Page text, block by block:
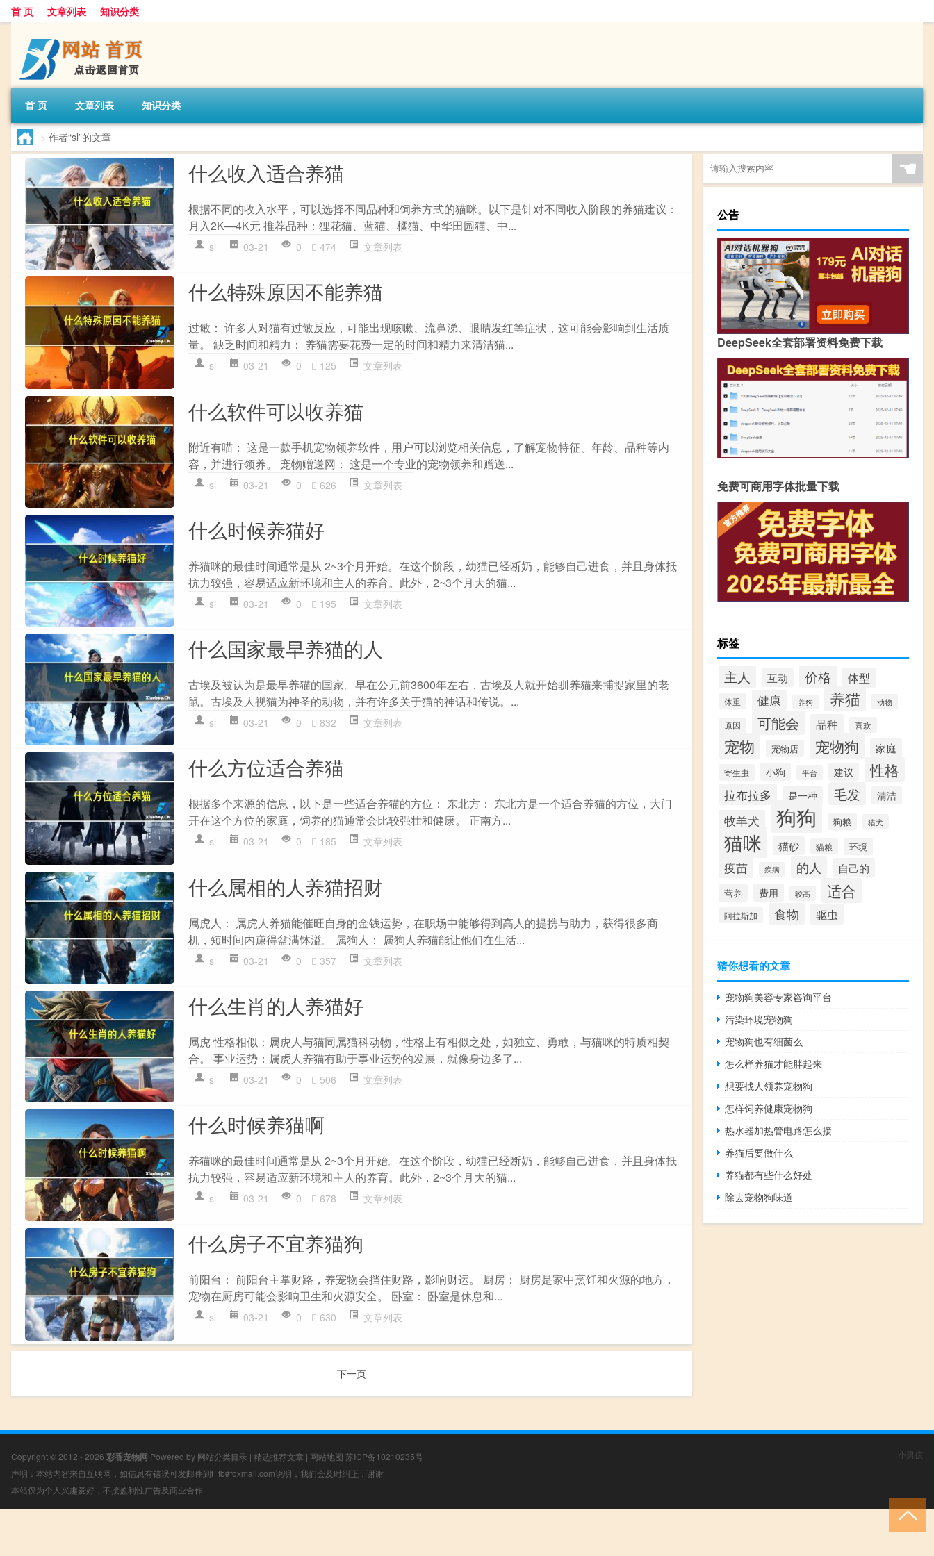
首 页 文章列表 知识分类
首 页 文章列表 知识分类
> 作者“sl”的文章
什么收入适合养猫
根据不同的收入水平，可以选择不同品种和饲养方式的猫咪。以下是针对不同收入阶段的养猫建议：
月入2K—4K元 推荐品种：狸花猫、蓝猫、橘猫、中华田园猫、中...
sl 03-21 0 474 文章列表
什么特殊原因不能养猫
过敏： 许多人对猫有过敏反应，可能出现咳嗽、流鼻涕、眼睛发红等症状，这可能会影响到生活质
量。 缺乏时间和精力： 养猫需要花费一定的时间和精力来清洁猫...
sl 03-21 0 125 文章列表
什么软件可以收养猫
附近有喵： 这是一款手机宠物领养软件，用户可以浏览相关信息，了解宠物特征、年龄、品种等内
容，并进行领养。 宠物赠送网： 这是一个专业的宠物领养和赠送...
sl 03-21 0 626 文章列表
什么时候养猫好
养猫咪的最佳时间通常是从 2~3个月开始。在这个阶段，幼猫已经断奶，能够自己进食，并且身体抵
抗力较强，容易适应新环境和主人的养育。此外，2~3个月大的猫...
sl 03-21 0 195 文章列表
什么国家最早养猫的人
古埃及被认为是最早养猫的国家。早在公元前3600年左右，古埃及人就开始驯养猫来捕捉家里的老
鼠。古埃及人视猫为神圣的动物，并有许多关于猫的神话和传说。...
sl 03-21 0 832 文章列表
什么方位适合养猫
根据多个来源的信息，以下是一些适合养猫的方位： 东北方： 东北方是一个适合养猫的方位，大门
开在这个方位的家庭，饲养的猫通常会比较强壮和健康。 正南方...
sl 03-21 0 185 文章列表
什么属相的人养猫招财
属虎人： 属虎人养猫能催旺自身的金钱运势，在职场中能够得到高人的提携与助力，获得很多商
机，短时间内赚得盆满钵溢。 属狗人： 属狗人养猫能让他们在生活...
sl 03-21 0 357 文章列表
什么生肖的人养猫好
属虎 性格相似：属虎人与猫同属猫科动物，性格上有相似之处，如独立、勇敢，与猫咪的特质相契
合。 事业运势：属虎人养猫有助于事业运势的发展，就像身边多了...
sl 03-21 0 506 文章列表
什么时候养猫啊
养猫咪的最佳时间通常是从 2~3个月开始。在这个阶段，幼猫已经断奶，能够自己进食，并且身体抵
抗力较强，容易适应新环境和主人的养育。此外，2~3个月大的猫...
sl 03-21 0 678 文章列表
什么房子不宜养猫狗
前阳台： 前阳台主掌财路，养宠物会挡住财路，影响财运。 厨房： 厨房是家中烹饪和火源的地方，
宠物在厨房可能会影响卫生和火源安全。 卧室： 卧室是休息和...
sl 03-21 0 630 文章列表
下一页
☚
公告
DeepSeek全套部署资料免费下载
免费可商用字体批量下载
标签
主人 互动 价格 体型
体重 健康 养狗 养猫 动物
原因 可能会 品种 喜欢
宠物 宠物店 宠物狗 家庭
寄生虫 小狗 平台 建议 性格
拉布拉多 是一种 毛发 清洁
牧羊犬 狗狗 狗粮 猎犬
猫咪 猫砂 猫粮 环境
疫苗 疾病 的人 自己的
营养 费用 较高 适合
阿拉斯加 食物 驱虫
猜你想看的文章
宠物狗美容专家咨询平台
污染环境宠物狗
宠物狗也有细菌么
怎么样养猫才能胖起来
想要找人领养宠物狗
怎样饲养健康宠物狗
热水器加热管电路怎么接
养猫后要做什么
养猫都有些什么好处
除去宠物狗味道
Copyright © 2012 - 2026 彩香宠物网 Powered by 网站分类目录 | 精选推荐文章 | 网站地图 苏ICP备10210235号
声明：本站内容来自互联网，如信息有错误可发邮件到f_fb#foxmail.com说明，我们会及时纠正，谢谢
本站仅为个人兴趣爱好，不接盈利性广告及商业合作
小男孩